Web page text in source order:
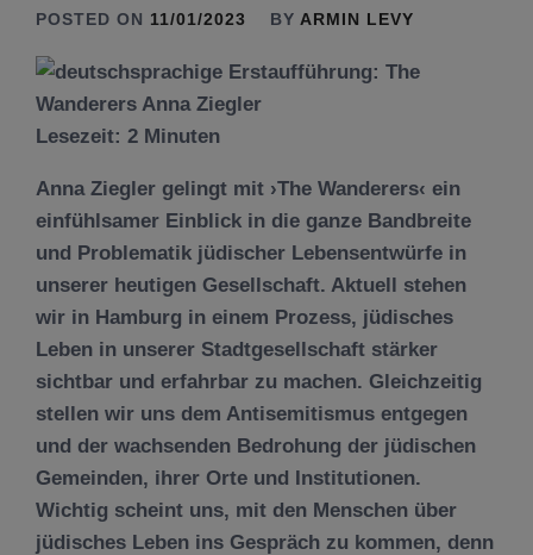
POSTED ON 11/01/2023 BY ARMIN LEVY
Lesezeit: 2 Minuten
Anna Ziegler gelingt mit ›The Wanderers‹ ein
einfühlsamer Einblick in die ganze Bandbreite
und Problematik jüdischer Lebensentwürfe in
unserer heutigen Gesellschaft. Aktuell stehen
wir in Hamburg in einem Prozess, jüdisches
Leben in unserer Stadtgesellschaft stärker
sichtbar und erfahrbar zu machen. Gleichzeitig
stellen wir uns dem Antisemitismus entgegen
und der wachsenden Bedrohung der jüdischen
Gemeinden, ihrer Orte und Institutionen.
Wichtig scheint uns, mit den Menschen über
jüdisches Leben ins Gespräch zu kommen, denn